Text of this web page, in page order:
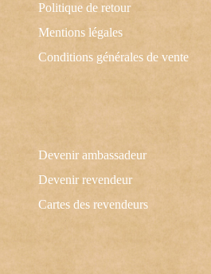
Devenir ambassadeur
Devenir revendeur
Cartes des revendeurs
Politique de retour
Mentions légales
Conditions générales de vente